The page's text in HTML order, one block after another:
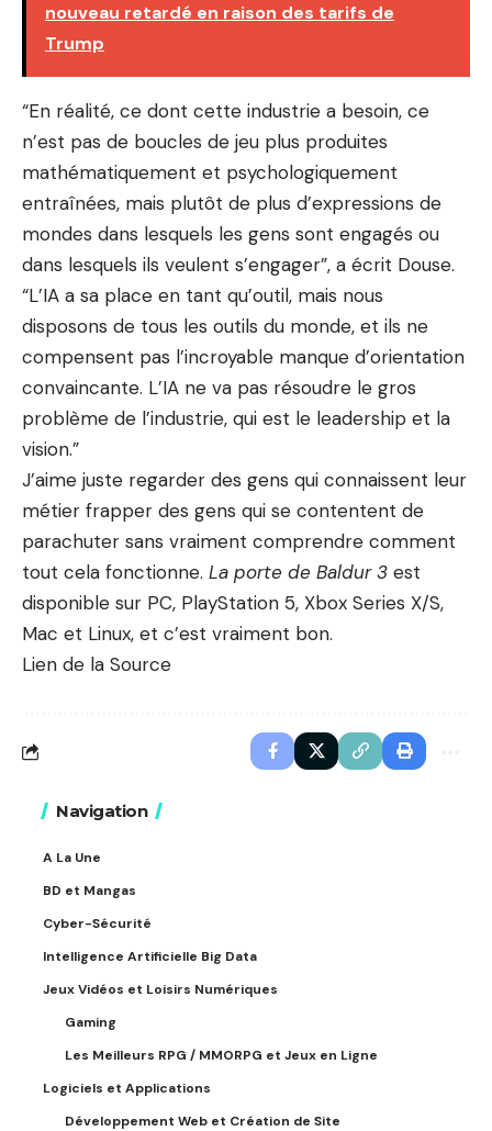
nouveau retardé en raison des tarifs de
Trump
“En réalité, ce dont cette industrie a besoin, ce
n’est pas de boucles de jeu plus produites
mathématiquement et psychologiquement
entraînées, mais plutôt de plus d’expressions de
mondes dans lesquels les gens sont engagés ou
dans lesquels ils veulent s’engager”, a écrit Douse.
“L’IA a sa place en tant qu’outil, mais nous
disposons de tous les outils du monde, et ils ne
compensent pas l’incroyable manque d’orientation
convaincante. L’IA ne va pas résoudre le gros
problème de l’industrie, qui est le leadership et la
vision.”
J’aime juste regarder des gens qui connaissent leur
métier frapper des gens qui se contentent de
parachuter sans vraiment comprendre comment
tout cela fonctionne. La porte de Baldur 3 est
disponible sur PC, PlayStation 5, Xbox Series X/S,
Mac et Linux, et c’est vraiment bon.
Lien de la Source
Navigation
A La Une
BD et Mangas
Cyber-Sécurité
Intelligence Artificielle Big Data
Jeux Vidéos et Loisirs Numériques
Gaming
Les Meilleurs RPG / MMORPG et Jeux en Ligne
Logiciels et Applications
Développement Web et Création de Site